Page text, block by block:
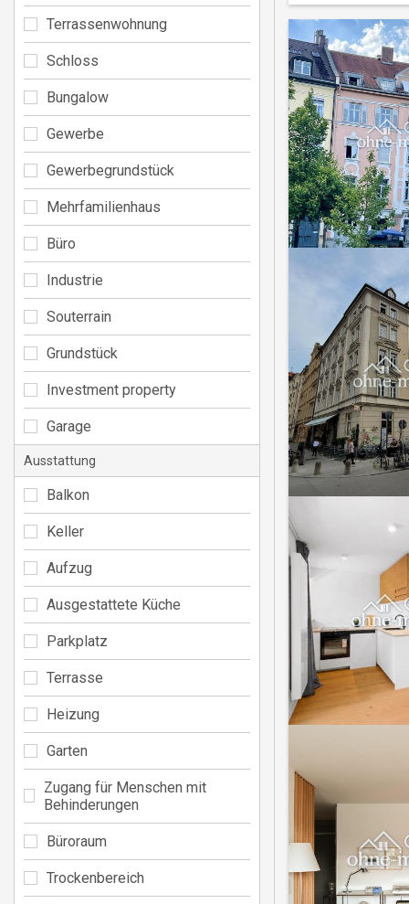
Terrassenwohnung
Schloss
Bungalow
Gewerbe
Gewerbegrundstück
Mehrfamilienhaus
Büro
Industrie
Souterrain
Grundstück
Investment property
Garage
Ausstattung
Balkon
Keller
Aufzug
Ausgestattete Küche
Parkplatz
Terrasse
Heizung
Garten
Zugang für Menschen mit
Behinderungen
Büroraum
Trockenbereich